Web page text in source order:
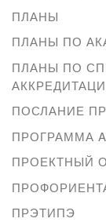
ПЛАНЫ
ПЛАНЫ ПО
ПЛАНЫ ПО
ПОСЛАНИЕ
ПРОГРАММА
ПРОЕКТНЫЙ
ПРЭТИПЭ